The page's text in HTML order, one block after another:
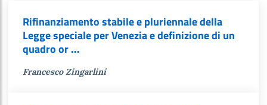
Rifinanziamento stabile e pluriennale della
Legge speciale per Venezia e definizione di un
quadro or ...
Francesco Zingarlini